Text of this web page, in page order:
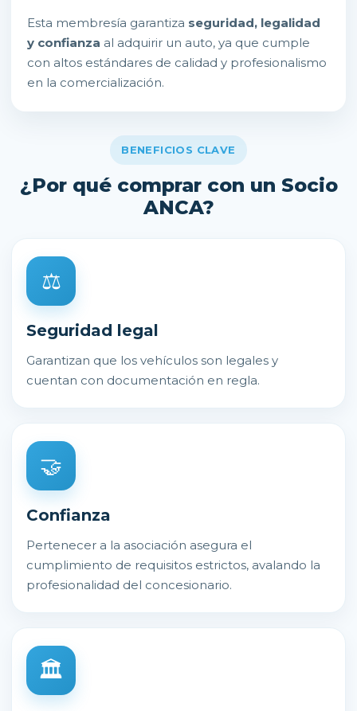
Esta membresía garantiza seguridad, legalidad
y confianza al adquirir un auto, ya que cumple
con altos estándares de calidad y profesionalismo
en la comercialización.
BENEFICIOS CLAVE
¿Por qué comprar con un Socio
ANCA?
⚖
Seguridad legal
Garantizan que los vehículos son legales y
cuentan con documentación en regla.
🤝
Confianza
Pertenecer a la asociación asegura el
cumplimiento de requisitos estrictos, avalando la
profesionalidad del concesionario.
🏛